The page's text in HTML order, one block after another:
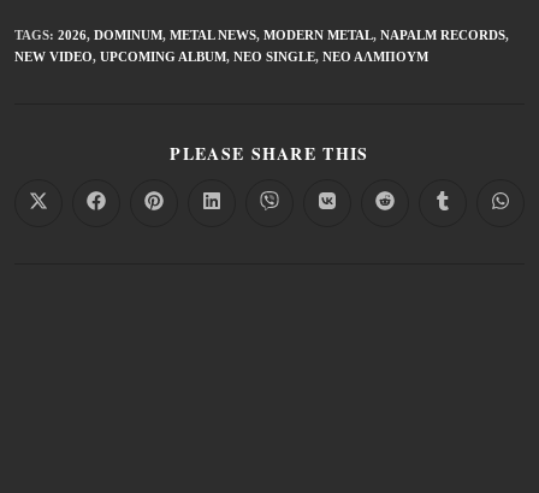
TAGS: 2026, DOMINUM, METAL NEWS, MODERN METAL, NAPALM RECORDS,
NEW VIDEO, UPCOMING ALBUM, ΝΈΟ SINGLE, ΝΈΟ ΆΛΜΠΟΥΜ
PLEASE SHARE THIS